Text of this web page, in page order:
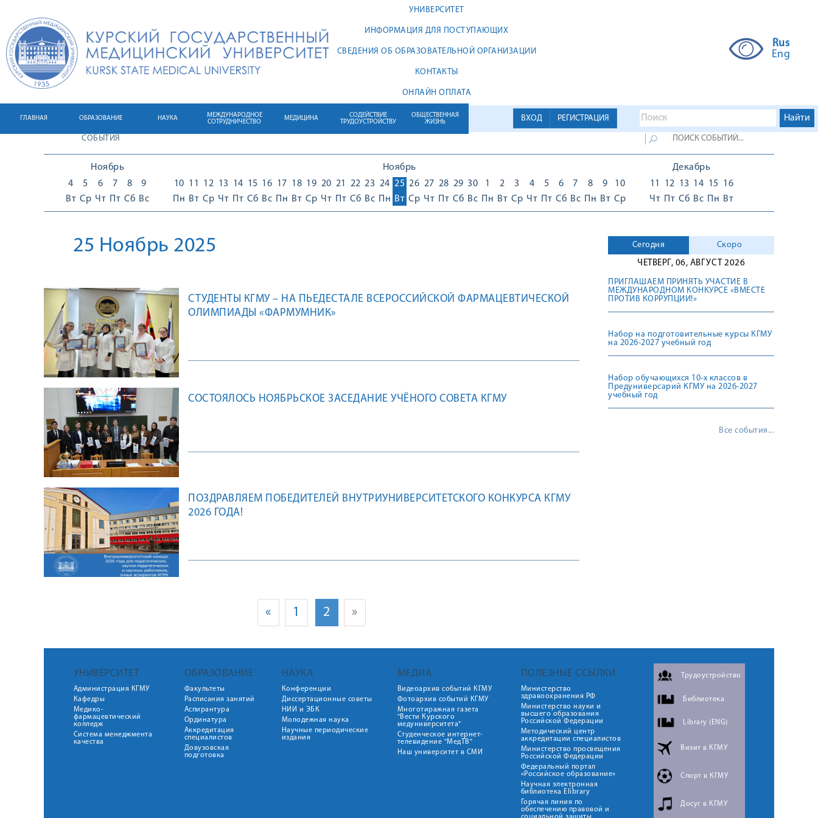
УНИВЕРСИТЕТ
ИНФОРМАЦИЯ ДЛЯ ПОСТУПАЮЩИХ
СВЕДЕНИЯ ОБ ОБРАЗОВАТЕЛЬНОЙ ОРГАНИЗАЦИИ
КОНТАКТЫ
ОНЛАЙН ОПЛАТА
Rus
Eng
ВХОД РЕГИСТРАЦИЯ
ГЛАВНАЯ ОБРАЗОВАНИЕ НАУКА
МЕЖДУНАРОДНОЕ
СОТРУДНИЧЕСТВО
МЕДИЦИНА
СОДЕЙСТВИЕ
ТРУДОУСТРОЙСТВУ
ОБЩЕСТВЕННАЯ
ЖИЗНЬ
СОБЫТИЯ
Ноябрь
4
Вт
5
Ср
6
Чт
7
Пт
8
Сб
9
Вс
Ноябрь
10
Пн
11
Вт
12
Ср
13
Чт
14
Пт
15
Сб
16
Вс
17
Пн
18
Вт
19
Ср
20
Чт
21
Пт
22
Сб
23
Вс
24
Пн
25
Вт
26
Ср
27
Чт
28
Пт
29
Сб
30
Вс
1
Пн
2
Вт
3
Ср
4
Чт
5
Пт
6
Сб
7
Вс
8
Пн
9
Вт
10
Ср
Декабрь
11
Чт
12
Пт
13
Сб
14
Вс
15
Пн
16
Вт
25 Ноябрь 2025
СТУДЕНТЫ КГМУ – НА ПЬЕДЕСТАЛЕ ВСЕРОССИЙСКОЙ ФАРМАЦЕВТИЧЕСКОЙ
ОЛИМПИАДЫ «ФАРМУМНИК»
СОСТОЯЛОСЬ НОЯБРЬСКОЕ ЗАСЕДАНИЕ УЧЁНОГО СОВЕТА КГМУ
ПОЗДРАВЛЯЕМ ПОБЕДИТЕЛЕЙ ВНУТРИУНИВЕРСИТЕТСКОГО КОНКУРСА КГМУ
2026 ГОДА!
« 1 2 »
Сегодня
Скоро
ЧЕТВЕРГ, 06, АВГУСТ 2026
ПРИГЛАШАЕМ ПРИНЯТЬ УЧАСТИЕ В
МЕЖДУНАРОДНОМ КОНКУРСЕ «ВМЕСТЕ
ПРОТИВ КОРРУПЦИИ!»
Набор на подготовительные курсы КГМУ
на 2026-2027 учебный год
Набор обучающихся 10-х классов в
Предуниверсарий КГМУ на 2026-2027
учебный год
Все события...
УНИВЕРСИТЕТ
Администрация КГМУ
Кафедры
Медико-
фармацевтический
колледж
Система менеджмента
качества
ОБРАЗОВАНИЕ
Факультеты
Расписания занятий
Аспирантура
Ординатура
Аккредитация
специалистов
Довузовская
подготовка
НАУКА
Конференции
Диссертационные советы
НИИ и ЭБК
Молодежная наука
Научные периодические
издания
МЕДИА
Видеоархив событий КГМУ
Фотоархив событий КГМУ
Многотиражная газета
"Вести Курского
медуниверситета"
Студенческое интернет-
телевидение "МедТВ"
Наш университет в СМИ
ПОЛЕЗНЫЕ ССЫЛКИ
Министерство
здравоохранения РФ
Министерство науки и
высшего образования
Российской Федерации
Методический центр
аккредитации специалистов
Министерство просвещения
Российской Федерации
Федеральный портал
«Российское образование»
Научная электронная
библиотека Elibrary
Горячая линия по
обеспечению правовой и
Трудоустройство
Библиотека
Library (ENG)
Визит в КГМУ
Спорт в КГМУ
Досуг в КГМУ